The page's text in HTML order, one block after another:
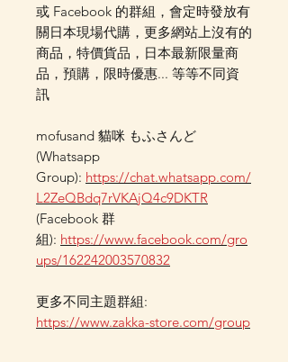
或 Facebook 的群組，會定時發放有
關日本現場代購，更多網站上沒有的
商品，特價貨品，日本最新限量商
品，預購，限時優惠... 等等不同資
訊
mofusand 貓咪 もふさんど
(Whatsapp
Group): https://chat.whatsapp.com/
L2ZeQBdq7rVKAjQ4c9DKTR
(Facebook 群
組): https://www.facebook.com/gro
ups/162242003570832
更多不同主題群組:
https://www.zakka-store.com/group